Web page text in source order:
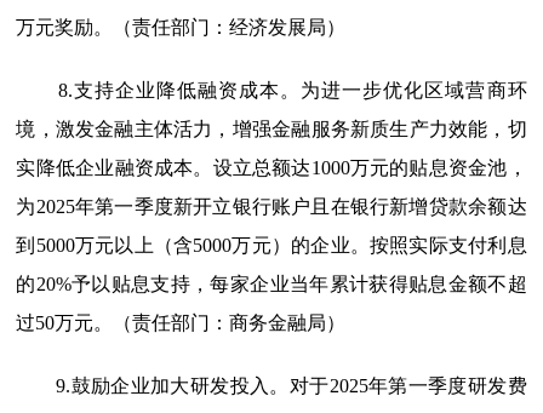
万元奖励。（责任部门：经济发展局）
8.支持企业降低融资成本。 为进一步优化区域营商环
境，激发金融主体活力，增强金融服务新质生产力效能，切
实降低企业融资成本。设立总额达1000万元的贴息资金池，
为2025年第一季度新开立银行账户且在银行新增贷款余额达
到5000万元以上（含5000万元）的企业。按照实际支付利息
的20%予以贴息支持，每家企业当年累计获得贴息金额不超
过50万元。（责任部门：商务金融局）
9.鼓励企业加大研发投入。 对于2025年第一季度研发费